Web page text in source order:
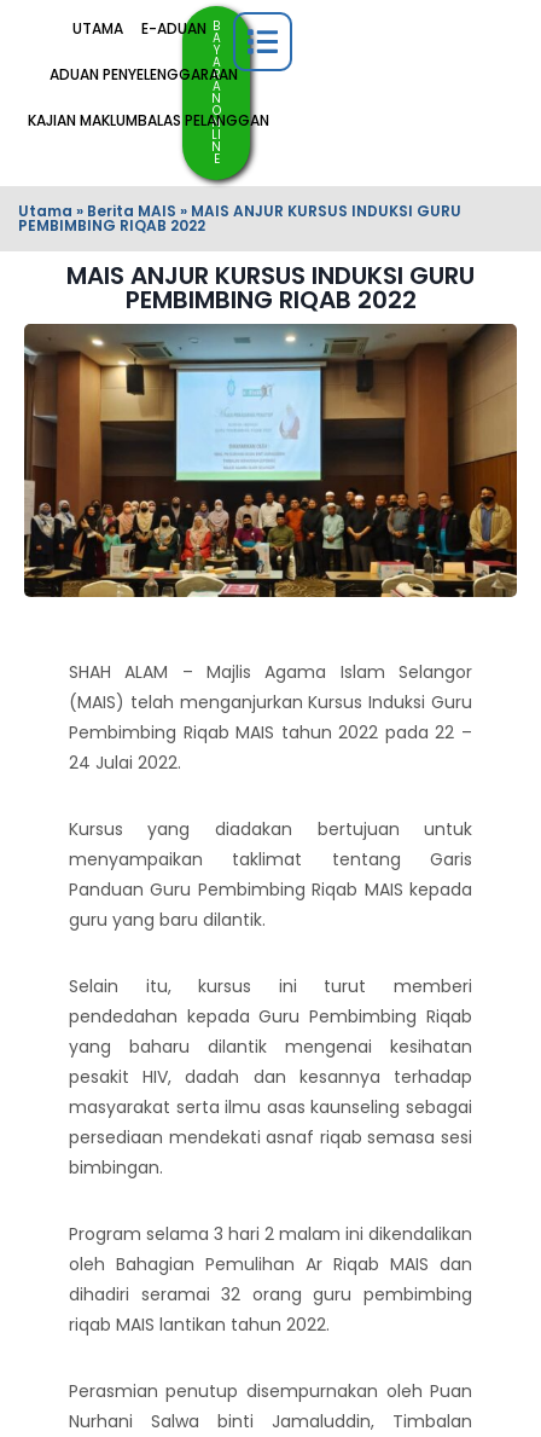
UTAMA E-ADUAN
ADUAN PENYELENGGARAAN
KAJIAN MAKLUMBALAS PELANGGAN
B
A
Y
A
R
A
N
O
N
LI
N
E
Utama » Berita MAIS » MAIS ANJUR KURSUS INDUKSI GURU
PEMBIMBING RIQAB 2022
MAIS ANJUR KURSUS INDUKSI GURU
PEMBIMBING RIQAB 2022
SHAH ALAM – Majlis Agama Islam Selangor
(MAIS) telah menganjurkan Kursus Induksi Guru
Pembimbing Riqab MAIS tahun 2022 pada 22 –
24 Julai 2022.
Kursus yang diadakan bertujuan untuk
menyampaikan taklimat tentang Garis
Panduan Guru Pembimbing Riqab MAIS kepada
guru yang baru dilantik.
Selain itu, kursus ini turut memberi
pendedahan kepada Guru Pembimbing Riqab
yang baharu dilantik mengenai kesihatan
pesakit HIV, dadah dan kesannya terhadap
masyarakat serta ilmu asas kaunseling sebagai
persediaan mendekati asnaf riqab semasa sesi
bimbingan.
Program selama 3 hari 2 malam ini dikendalikan
oleh Bahagian Pemulihan Ar Riqab MAIS dan
dihadiri seramai 32 orang guru pembimbing
riqab MAIS lantikan tahun 2022.
Perasmian penutup disempurnakan oleh Puan
Nurhani Salwa binti Jamaluddin, Timbalan